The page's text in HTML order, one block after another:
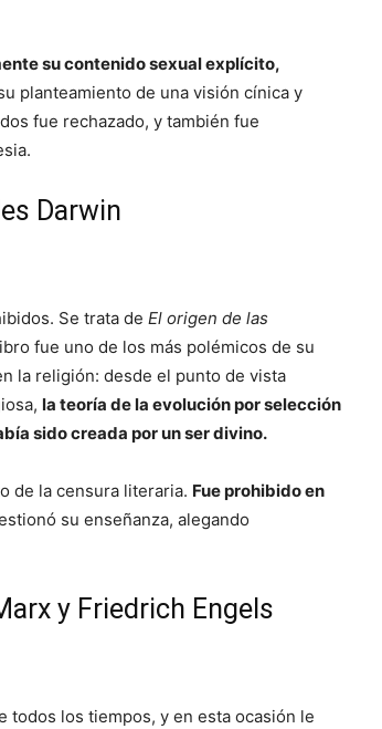
su contenido sexual explícito,
planteamiento de una visión cínica y
fue rechazado, y también fue
Darwin
Se trata de El origen de las
fue uno de los más polémicos de su
la religión: desde el punto de vista
la teoría de la evolución por selección
sido creada por un ser divino.
de la censura literaria. Fue prohibido en
su enseñanza, alegando
y Friedrich Engels
todos los tiempos, y en esta ocasión le